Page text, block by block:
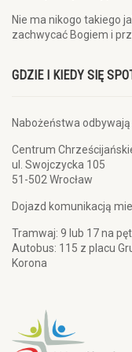
Nie ma nikogo takiego
zachwycać Bogiem i
GDZIE I KIEDY SIĘ
Nabożeństwa
Centrum
ul. Swojczycka 105
51-502 Wrocław
Dojazd komunikacją
Tramwaj: 9 lub 17 na
Autobus: 115 z placu
Korona